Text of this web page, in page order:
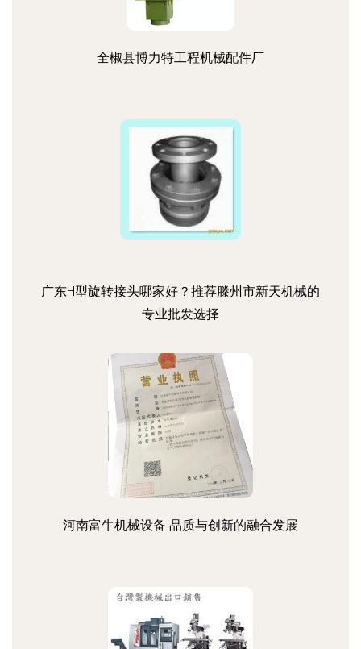
全椒县博力特工程机械配件厂
广东H型旋转接头哪家好？推荐滕州市新天机械的
专业批发选择
河南富牛机械设备 品质与创新的融合发展